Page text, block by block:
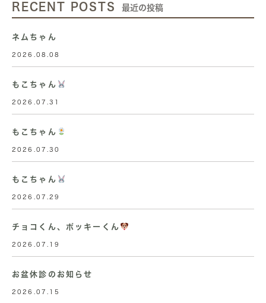
RECENT POSTS 最近の投稿
ネムちゃん
2026.08.08
もこちゃん
2026.07.31
もこちゃん
2026.07.30
もこちゃん
2026.07.29
チョコくん、ポッキーくん
2026.07.19
お盆休診のお知らせ
2026.07.15